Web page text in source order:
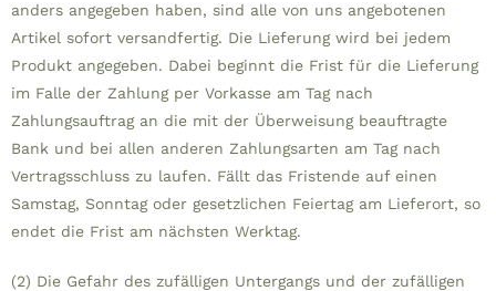
anders angegeben haben, sind alle von uns angebotenen
Artikel sofort versandfertig. Die Lieferung wird bei jedem
Produkt angegeben. Dabei beginnt die Frist für die Lieferung
im Falle der Zahlung per Vorkasse am Tag nach
Zahlungsauftrag an die mit der Überweisung beauftragte
Bank und bei allen anderen Zahlungsarten am Tag nach
Vertragsschluss zu laufen. Fällt das Fristende auf einen
Samstag, Sonntag oder gesetzlichen Feiertag am Lieferort, so
endet die Frist am nächsten Werktag.
(2) Die Gefahr des zufälligen Untergangs und der zufälligen